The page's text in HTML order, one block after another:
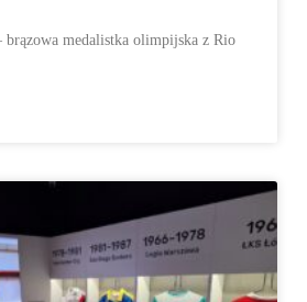
brązowa medalistka olimpijska z Rio